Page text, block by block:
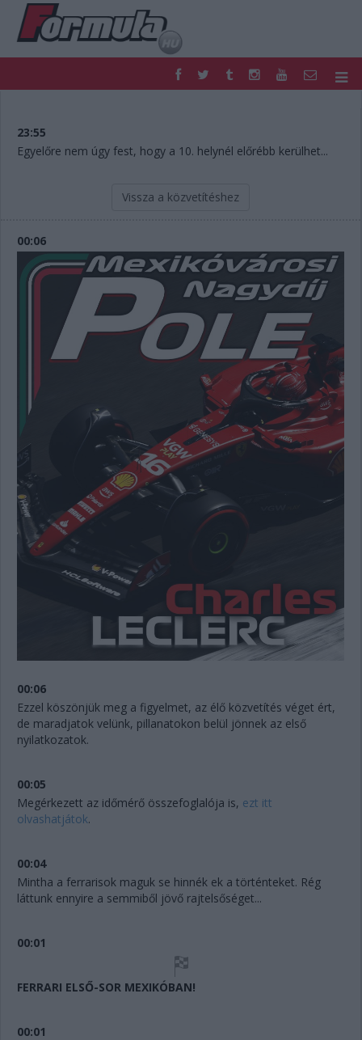
FORMULA
NEMZETKÖZI
HAZAI
VERSENYNAPTÁRAK
23:55
Egyelőre nem úgy fest, hogy a 10. helynél előrébb kerülhet...
Vissza a közvetítéshez
00:06
00:06
Ezzel köszönjük meg a figyelmet, az élő közvetítés véget ért,
de maradjatok velünk, pillanatokon belül jönnek az első
nyilatkozatok.
00:05
Megérkezett az időmérő összefoglalója is, ezt itt
olvashatjátok.
00:04
Mintha a ferrarisok maguk se hinnék ek a történteket. Rég
láttunk ennyire a semmiből jövő rajtelsőséget...
00:01
FERRARI ELSŐ-SOR MEXIKÓBAN!
00:01